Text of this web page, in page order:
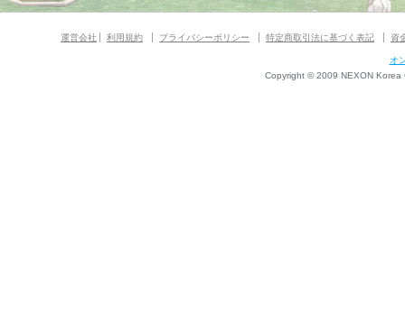
運営会社 利用規約 プライバシーポリシー 特定商取引法に基づく表記 資
オ
Copyright © 2009 NEXON Korea